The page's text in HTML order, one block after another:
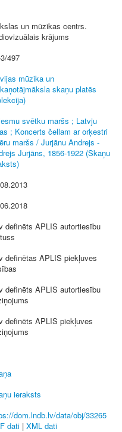
un mūzikas centrs.
krājums
497
mūzika un
skaņu platēs
svētku maršs ; Latvju
; Koncerts čellam ar orķestri
maršs / Jurjānu Andrejs -
Jurjāns, 1856-1922 (Skaņu
definēts APLIS autortiesību
definētas APLIS piekļuves
definēts APLIS autortiesību
definēts APLIS piekļuves
ieraksts
dom.lndb.lv/data/obj/33265
dati | XML dati